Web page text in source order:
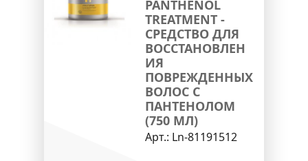
PANTHENOL
TREATMENT -
СРЕДСТВО ДЛЯ
ВОССТАНОВЛЕН
ИЯ
ПОВРЕЖДЕННЫХ
ВОЛОС С
ПАНТЕНОЛОМ
(750 МЛ)
Арт.: Ln-81191512